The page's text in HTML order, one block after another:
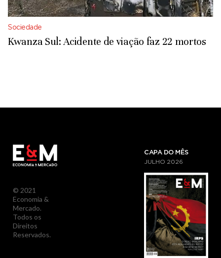
Sociedade
Kwanza Sul: Acidente de viação faz 22 mortos
© 2021
Economia &
Mercado.
Todos os
Direitos
Reservados.
CAPA DO MÊS
JULHO 2026